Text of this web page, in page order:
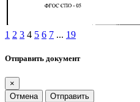
1 2 3 4 5 6 7 ... 19
Отправить документ
×
Отмена
Отправить